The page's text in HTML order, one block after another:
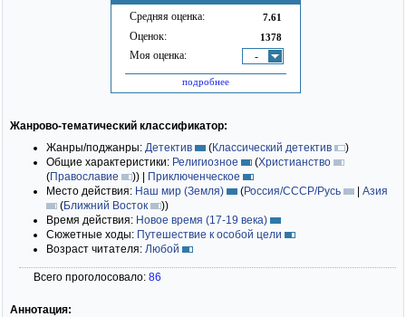
Средняя оценка: 7.61
Оценок: 1378
Моя оценка: -
подробнее
Жанрово-тематический классификатор:
Жанры/поджанры: Детектив (Классический детектив
)
Общие характеристики: Религиозное (Христианство
(Православие )) | Приключенческое
Место действия: Наш мир (Земля) (Россия/СССР/Русь | Азия
(Ближний Восток ))
Время действия: Новое время (17-19 века)
Сюжетные ходы: Путешествие к особой цели
Возраст читателя: Любой
Всего проголосовало: 86
Аннотация: